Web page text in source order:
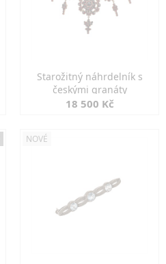
Starožitný náhrdelník s
českými granáty
18 500 Kč
NOVÉ